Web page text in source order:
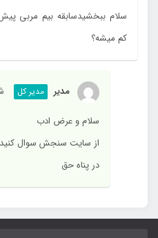
سلام ببخشیدسابقه بیم مربی
کم میشه؟
مدیر مدیر کل
سلام و عرض ادب
از سایت سنجش سوال کنید
در پناه حق